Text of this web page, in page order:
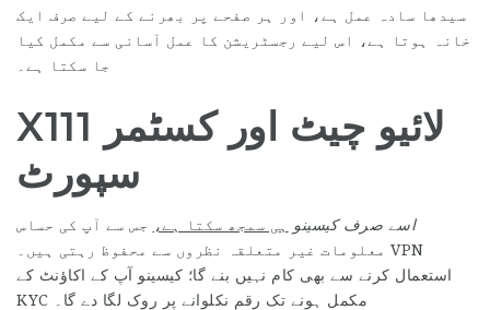
سیدھا سادہ عمل ہے، اور ہر صفحے پر بھرنے کے لیے صرف ایک
خانہ ہوتا ہے، اس لیے رجسٹریشن کا عمل آسانی سے مکمل کیا
جا سکتا ہے۔
X111 لائیو چیٹ اور کسٹمر
سپورٹ
اسے صرف کیسینو ہی سمجھ سکتا ہے،
جس سے آپ کی حساس
معلومات غیر متعلقہ نظروں سے محفوظ رہتی ہیں۔ VPN
استعمال کرنے سے بھی کام نہیں بنے گا؛ کیسینو آپ کے اکاؤنٹ کے
KYC مکمل ہونے تک رقم نکلوانے پر روک لگا دے گا۔